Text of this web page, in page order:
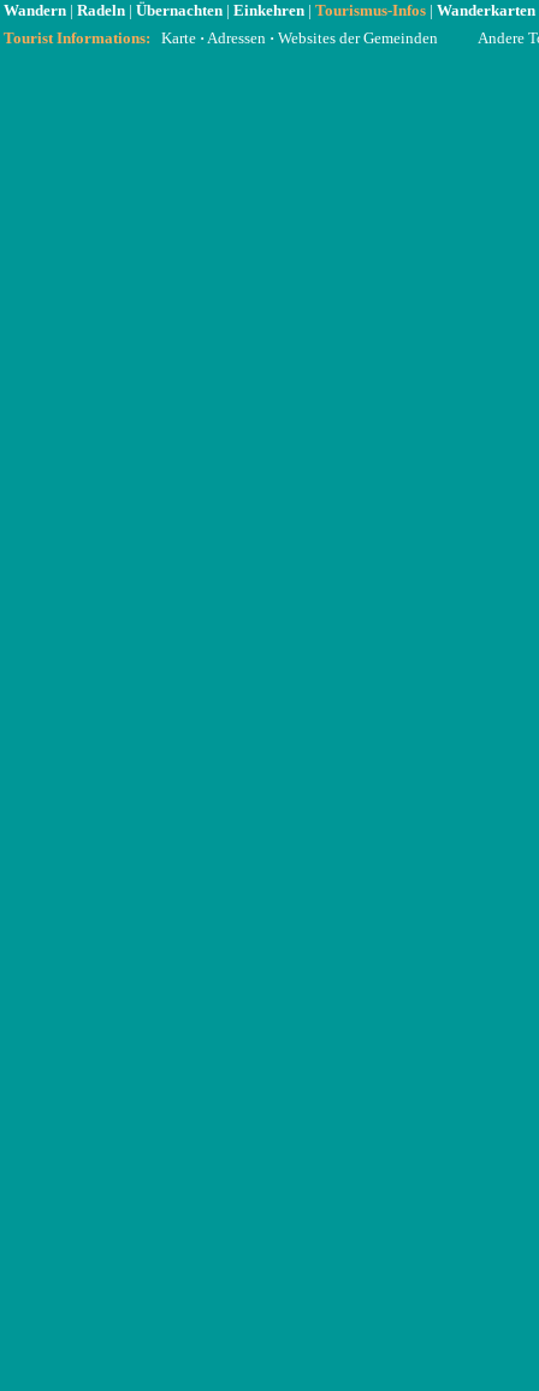
Wandern | Radeln | Übernachten | Einkehren | Tourismus-Infos | Wanderkarten
Tourist Informations: Karte · Adressen · Websites der Gemeinden Andere